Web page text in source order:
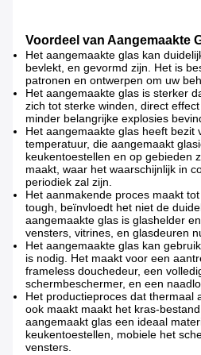
Voordeel van Aangemaakte
Het aangemaakte glas kan
bevlekt, en gevormd zijn. Het is
patronen en ontwerpen om uw
Het aangemaakte glas is sterker
zich tot sterke winden, direct
minder belangrijke explosies
Het aangemaakte glas heeft bezit
temperatuur, die aangemaakt
keukentoestellen en op gebieden
maakt, waar het waarschijnlijk in
periodiek zal zijn.
Het aanmakende proces maakt
tough, beïnvloedt het niet de
aangemaakte glas is glashelder
vensters, vitrines, en glasdeuren
Het aangemaakte glas kan
is nodig. Het maakt voor een
frameless douchedeur, een
schermbeschermer, en een
Het productieproces dat thermaal
ook maakt maakt het kras-
aangemaakt glas een ideaal
keukentoestellen, mobiele het
vensters.